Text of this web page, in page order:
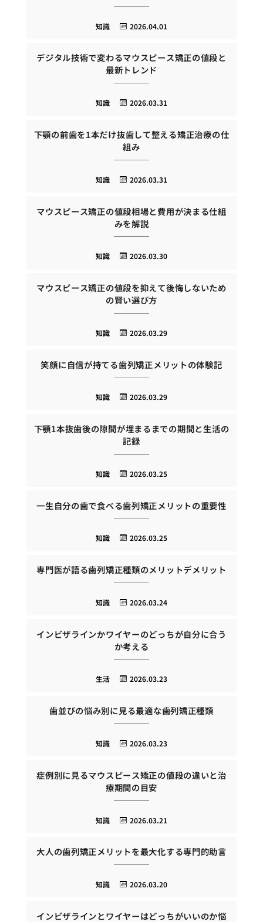
2026.04.01
知識
デジタル技術で変わるマウスピース矯正の値段と
最新トレンド
2026.03.31
知識
下顎の前歯を1本だけ抜歯して整える矯正治療の仕
組み
2026.03.31
知識
マウスピース矯正の値段相場と費用が決まる仕組
みを解説
2026.03.30
知識
マウスピース矯正の値段を抑えて後悔しないため
の賢い選び方
2026.03.29
知識
笑顔に自信が持てる歯列矯正メリットの体験記
2026.03.29
知識
下顎1本抜歯後の隙間が埋まるまでの期間と生活の
記録
2026.03.25
知識
一生自分の歯で食べる歯列矯正メリットの重要性
2026.03.25
知識
専門医が語る歯列矯正種類のメリットデメリット
2026.03.24
知識
インビザラインかワイヤーのどっちが自分に合う
か考える
2026.03.23
生活
歯並びの悩み別に見る最適な歯列矯正種類
2026.03.23
知識
症例別に見るマウスピース矯正の値段の違いと治
療期間の目安
2026.03.21
知識
大人の歯列矯正メリットを最大化する専門的助言
2026.03.20
知識
インビザラインとワイヤーはどっちがいいのか悩